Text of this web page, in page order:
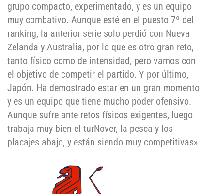
grupo compacto, experimentado, y es un equipo
muy combativo. Aunque esté en el puesto 7º del
ranking, la anterior serie solo perdió con Nueva
Zelanda y Australia, por lo que es otro gran reto,
tanto físico como de intensidad, pero vamos con
el objetivo de competir el partido. Y por último,
Japón. Ha demostrado estar en un gran momento
y es un equipo que tiene mucho poder ofensivo.
Aunque sufre ante retos físicos exigentes, luego
trabaja muy bien el turNover, la pesca y los
placajes abajo, y están siendo muy competitivas».